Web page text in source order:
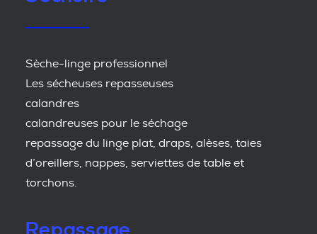
Sèche-linge professionnel
Les sécheuses repasseuses
calandres
calandreuses pour le séchage
repassage du linge plat, draps, alèses, taies
d’oreillers, nappes, serviettes de table et
torchons.